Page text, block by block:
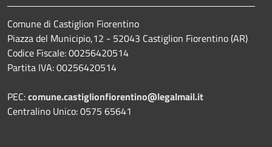
Comune di Castiglion Fiorentino
Piazza del Municipio,12 - 52043 Castiglion Fiorentino (AR)
Codice Fiscale: 00256420514
Partita IVA: 00256420514
PEC:comune.castiglionfiorentino@legalmail.it
Centralino Unico: 0575 65641